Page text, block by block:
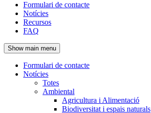
Navegació
principal
de
l'encapçalament
Formulari de contacte
Notícies
Recursos
FAQ
Show main menu
Navegació
principal
Formulari de contacte
Notícies
Totes
Ambiental
Agricultura i Alimentació
Biodiversitat i espais naturals